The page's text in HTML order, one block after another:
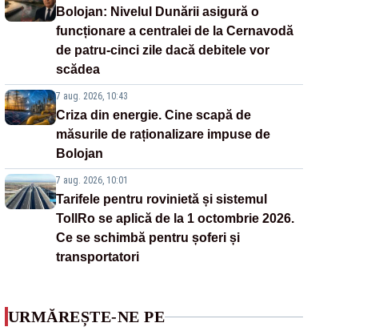
Bolojan: Nivelul Dunării asigură o
funcționare a centralei de la Cernavodă
de patru-cinci zile dacă debitele vor
scădea
7 aug. 2026, 10:43
Criza din energie. Cine scapă de
măsurile de raționalizare impuse de
Bolojan
7 aug. 2026, 10:01
Tarifele pentru rovinietă și sistemul
TollRo se aplică de la 1 octombrie 2026.
Ce se schimbă pentru șoferi și
transportatori
URMĂREȘTE-NE PE